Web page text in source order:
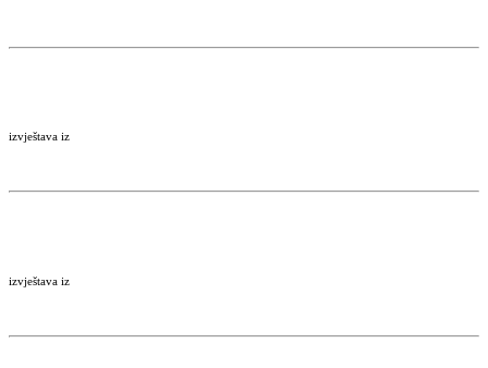
izvještava iz
izvještava iz